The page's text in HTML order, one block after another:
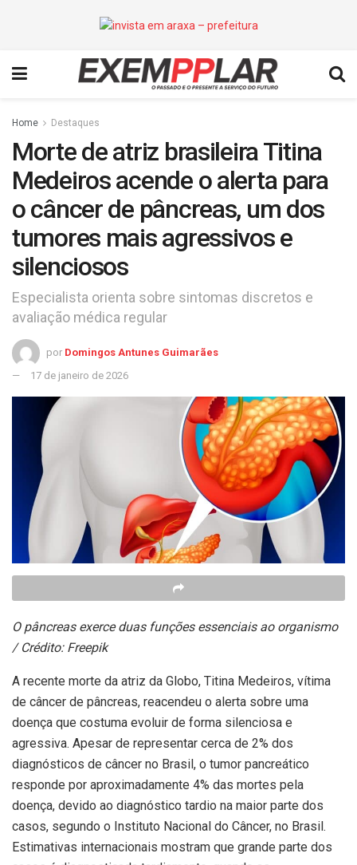
Home Destaques
Morte de atriz brasileira Titina
Medeiros acende o alerta para
o câncer de pâncreas, um dos
tumores mais agressivos e
silenciosos
Especialista orienta sobre sintomas discretos e
avaliação médica regular
por Domingos Antunes Guimarães
17 de janeiro de 2026
O pâncreas exerce duas funções essenciais ao organismo
/ Crédito: Freepik
A recente morte da atriz da Globo, Titina Medeiros, vítima
de câncer de pâncreas, reacendeu o alerta sobre uma
doença que costuma evoluir de forma silenciosa e
agressiva. Apesar de representar cerca de 2% dos
diagnósticos de câncer no Brasil, o tumor pancreático
responde por aproximadamente 4% das mortes pela
doença, devido ao diagnóstico tardio na maior parte dos
casos, segundo o Instituto Nacional do Câncer, no Brasil.
Estimativas internacionais mostram que grande parte dos